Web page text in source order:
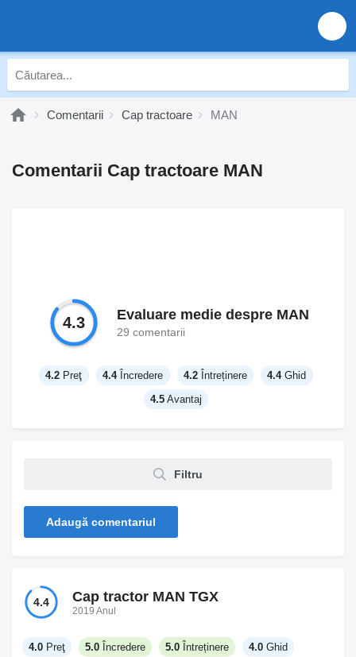
Comentarii Cap tractoare MAN
Comentarii Cap tractoare MAN
4.3 Evaluare medie despre MAN
29 comentarii
4.2 Preţ 4.4Încredere 4.2 Întreținere 4.4Ghid
4.5 Avantaj
Filtru
Adaugă comentariul
4.4 Cap tractor MAN TGX
2019 Anul
4.0 Preţ 5.0 Încredere 5.0 Întreținere 4.0 Ghid